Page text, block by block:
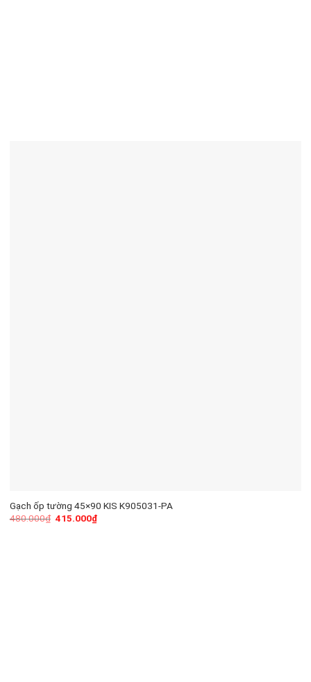
Gạch ốp tường 45×90 KIS K905031-PA
480.000₫ 415.000₫